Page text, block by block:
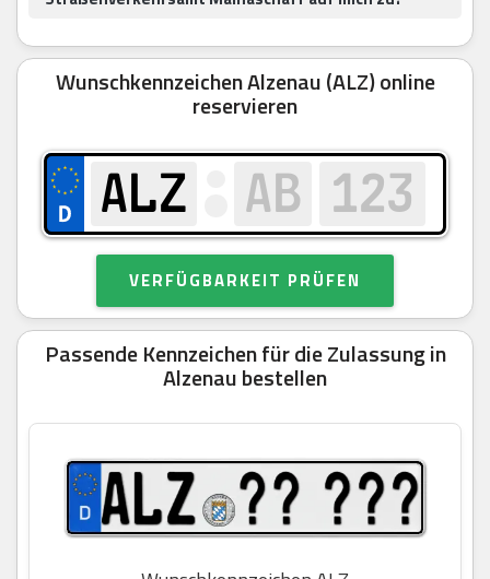
Wunschkennzeichen Alzenau (ALZ) online
reservieren
VERFÜGBARKEIT PRÜFEN
Passende Kennzeichen für die Zulassung in
Alzenau bestellen